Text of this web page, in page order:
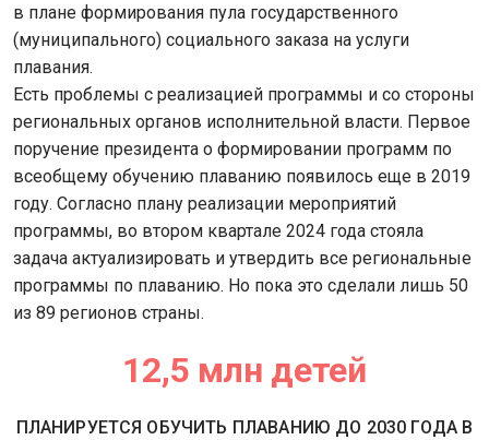
в плане формирования пула государственного
(муниципального) социального заказа на услуги
плавания.
Есть проблемы с реализацией программы и со стороны
региональных органов исполнительной власти. Первое
поручение президента о формировании программ по
всеобщему обучению плаванию появилось еще в 2019
году. Согласно плану реализации мероприятий
программы, во втором квартале 2024 года стояла
задача актуализировать и утвердить все региональные
программы по плаванию. Но пока это сделали лишь 50
из 89 регионов страны.
12,5 млн детей
ПЛАНИРУЕТСЯ ОБУЧИТЬ ПЛАВАНИЮ ДО 2030 ГОДА В